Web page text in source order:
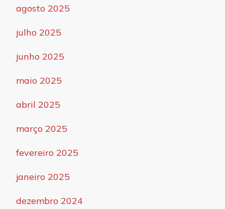
agosto 2025
julho 2025
junho 2025
maio 2025
abril 2025
março 2025
fevereiro 2025
janeiro 2025
dezembro 2024